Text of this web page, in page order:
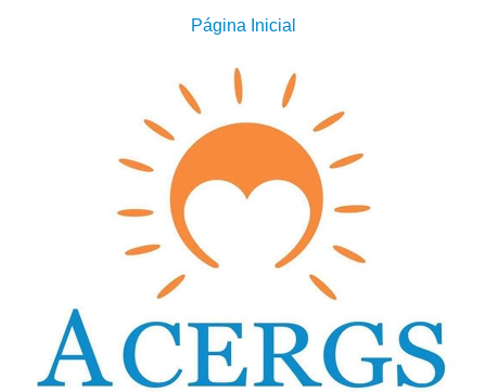
Página Inicial